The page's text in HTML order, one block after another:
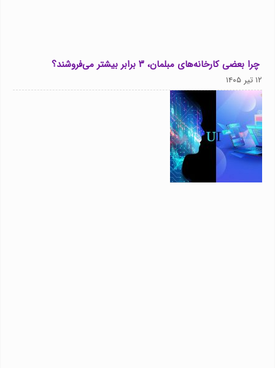
چرا بعضی کارخانه‌های مبلمان، ۳ برابر بیشتر می‌فروشند؟
۱۲ تیر ۱۴۰۵